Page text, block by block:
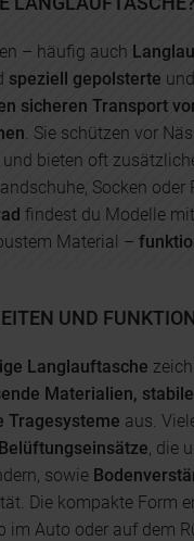
– häufig auch
speziell gepolsterte
sicheren Transport
. Sie schützen vor
bieten oft
Socken oder
findest du Modelle
Material –
UND
Langlauftasche
Materialien,
Tragesysteme aus.
Belüftungseinsätze, die
sowie
Die kompakte Form
im Auto oder auf dem